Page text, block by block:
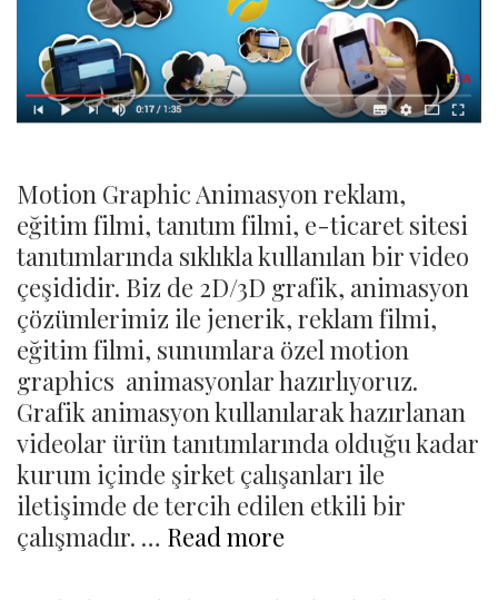
Motion Graphic Animasyon reklam,
eğitim filmi, tanıtım filmi, e-ticaret sitesi
tanıtımlarında sıklıkla kullanılan bir video
çeşididir. Biz de 2D/3D grafik, animasyon
çözümlerimiz ile jenerik, reklam filmi,
eğitim filmi, sunumlara özel motion
graphics animasyonlar hazırlıyoruz.
Grafik animasyon kullanılarak hazırlanan
videolar ürün tanıtımlarında olduğu kadar
kurum içinde şirket çalışanları ile
iletişimde de tercih edilen etkili bir
çalışmadır. … Read more